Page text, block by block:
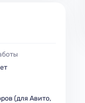
(для Авито,